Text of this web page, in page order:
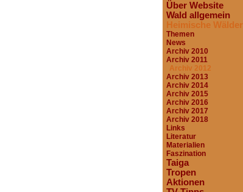
Über Website
Wald allgemein
Heimische Wälder
Themen
News
Archiv 2010
Archiv 2011
Archiv 2012
Archiv 2013
Archiv 2014
Archiv 2015
Archiv 2016
Archiv 2017
Archiv 2018
Links
Literatur
Materialien
Faszination
Taiga
Tropen
Aktionen